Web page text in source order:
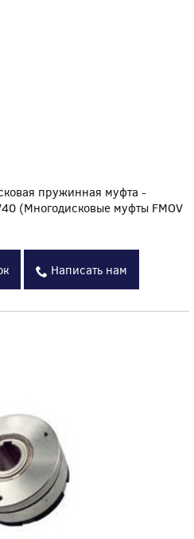
пружинная муфта -
(Многодисковые муфты FMOV
Написать нам